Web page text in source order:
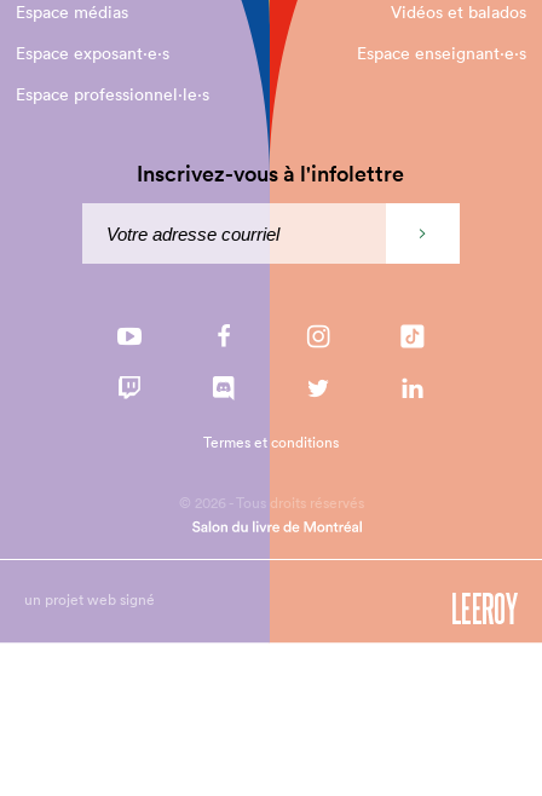
Espace médias
Vidéos et balados
Espace exposant·e⋅s
Espace enseignant·e⋅s
Espace professionnel·le⋅s
Inscrivez-vous à l'infolettre
© 2026 - Tous droits réservés
Termes et conditions
un projet web signé